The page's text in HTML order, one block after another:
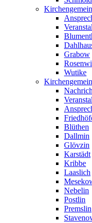
Grabow
Wutike
Blüthen
Dallmin
Glövzin
Karstädt
Kribbe
Laaslich
Nebelin
Postlin
Premslin